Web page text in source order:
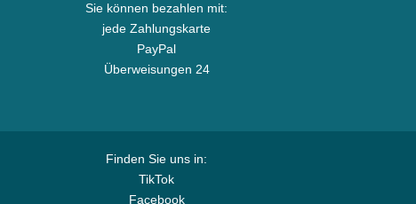
Sie können bezahlen mit:
jede Zahlungskarte
PayPal
Überweisungen 24
Finden Sie uns in:
TikTok
Facebook